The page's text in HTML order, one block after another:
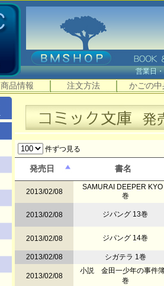
営業
商品情報 注文方法 かごの中
件ずつ見る
発売日 書名
2013/02/08
SAMURAI DEEPER KYO
巻
2013/02/08 ジパング 13巻
2013/02/08 ジパング 14巻
2013/02/08 シガテラ 1巻
2013/02/08
小説 金田一少年の事件
巻